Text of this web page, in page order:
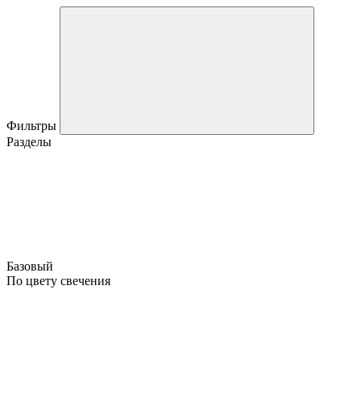
Фильтры
Разделы
Базовый
По цвету свечения